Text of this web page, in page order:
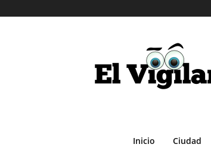
Inicio Ciudad